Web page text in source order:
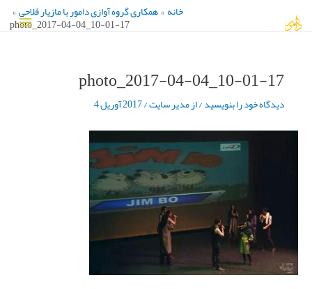
محتوا
خانه همکاری گروه آوازی دامور با مازیار فلاحی
photo_2017-04-04_10-01-17
photo_2017-04-04_10-01-17
دیدگاه‌ خود را بنویسید/ ازمدیر سایت/2017 آوریل 4